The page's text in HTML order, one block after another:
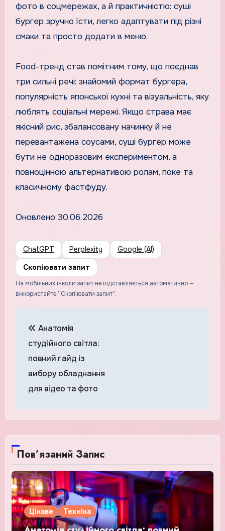
фото в соцмережах, а й практичністю: суші
бургер зручно їсти, легко адаптувати під різні
смаки та просто додати в меню.
Food-тренд став помітним тому, що поєднав
три сильні речі: знайомий формат бургера,
популярність японської кухні та візуальність, яку
люблять соціальні мережі. Якщо страва має
якісний рис, збалансовану начинку й не
перевантажена соусами, суші бургер може
бути не одноразовим експериментом, а
повноцінною альтернативою ролам, поке та
класичному фастфуду.
Оновлено 30.06.2026
ChatGPT Perplexity
Google (AI)
Скопіювати запит
На мобільних інколи запит не підставляється автоматично —
використайте “Скопіювати запит”.
записів
Анатомія
студійного світла:
повний гайд із
вибору обладнання
для відео та фото
Пов’язаний Запис
Цікаве Техніка